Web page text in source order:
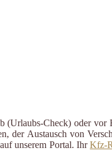
Check) oder vor
der Austausch von
unserem Portal. IhrKfz-